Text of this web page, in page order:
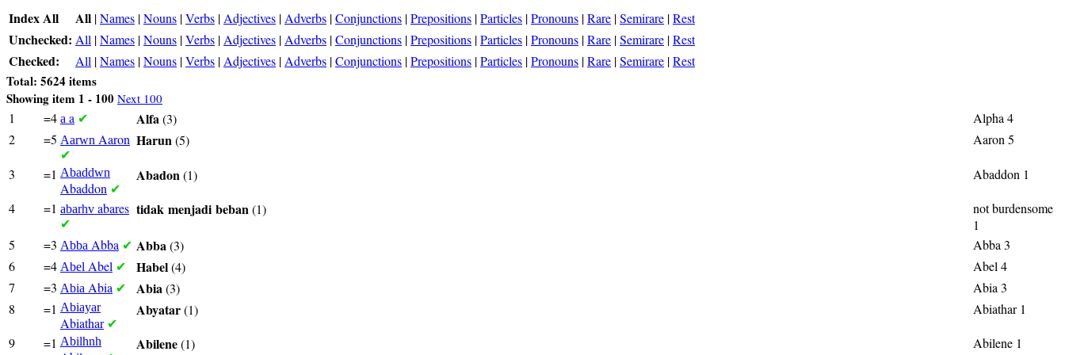
Index All All |Names |Nouns |Verbs | Adjectives | Adverbs |Conjunctions |Prepositions |Particles |Pronouns |Rare |Semirare |Rest
Unchecked: All |Names |Nouns |Verbs | Adjectives | Adverbs |Conjunctions |Prepositions |Particles |Pronouns |Rare |Semirare |Rest
Checked: All |Names |Nouns |Verbs | Adjectives | Adverbs |Conjunctions |Prepositions |Particles |Pronouns |Rare |Semirare |Rest
Total: 5624 items
Showing item 1 - 100 Next 100
1 =4 a a ✔ Alfa(3)
Alpha 4
2
=5 Aarwn Aaron
✔
Harun(5) Aaron 5
3 =1 Abaddwn
Abaddon ✔
Abadon(1) Abaddon 1
4 =1 abarhv abares
✔
tidak menjadi beban(1)
not burdensome
1
5
=3 Abba Abba ✔ Abba(3)
Abba 3
6
=4 Abel Abel ✔ Habel(4)
Abel 4
7
=3 Abia Abia ✔ Abia(3)
Abia 3
8
=1 Abiayar
Abiathar ✔
Abyatar(1) Abiathar 1
9 =1 Abilhnh Abilene(1) Abilene 1